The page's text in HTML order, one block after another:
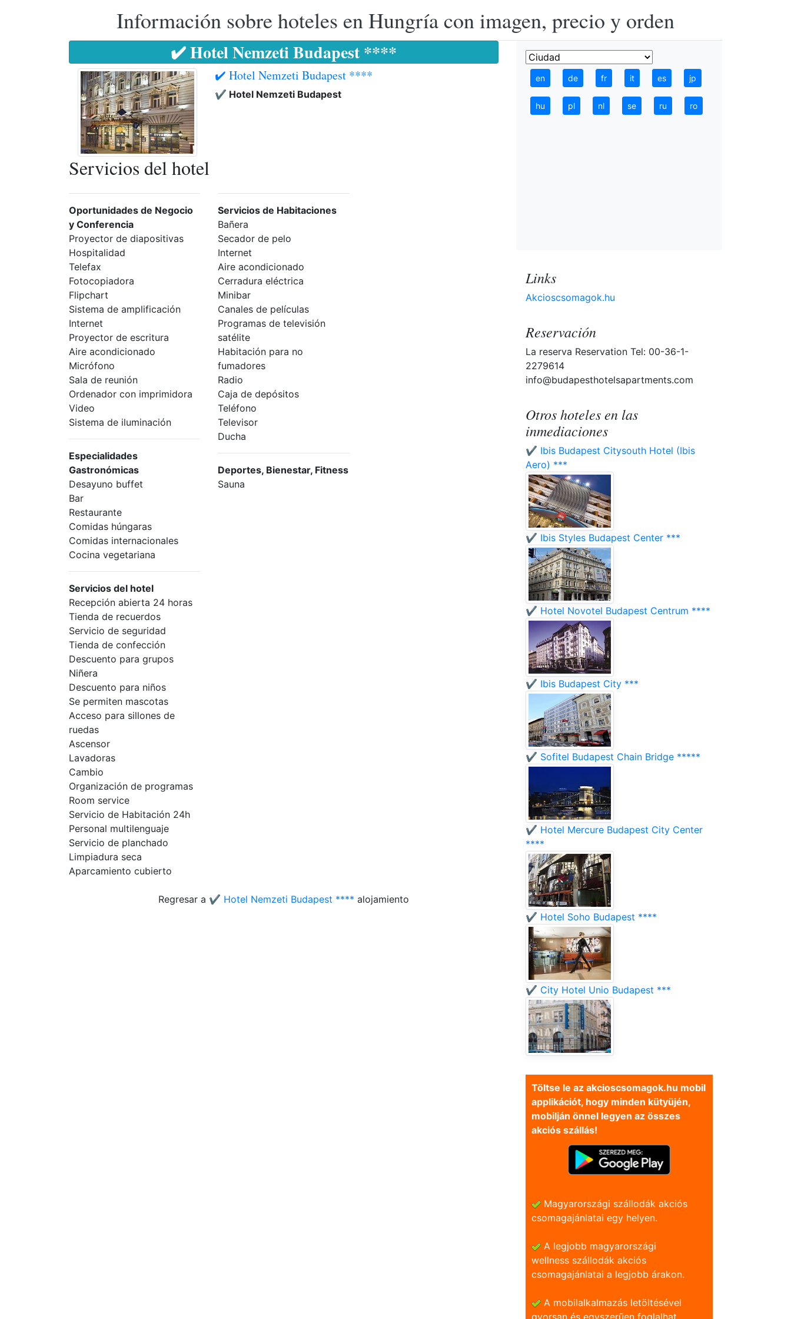
Información sobre hoteles en Hungría con imagen, precio y orden
✔️ Hotel Nemzeti Budapest ****
✔️ Hotel Nemzeti Budapest ****
✔️ Hotel Nemzeti Budapest
Servicios del hotel
Oportunidades de Negocio
y Conferencia
Proyector de diapositivas
Hospitalidad
Telefax
Fotocopiadora
Flipchart
Sistema de amplificación
Internet
Proyector de escritura
Aire acondicionado
Micrófono
Sala de reunión
Ordenador con imprimidora
Video
Sistema de iluminación
Especialidades
Gastronómicas
Desayuno buffet
Bar
Restaurante
Comidas húngaras
Comidas internacionales
Cocina vegetariana
Servicios del hotel
Recepción abierta 24 horas
Tienda de recuerdos
Servicio de seguridad
Tienda de confección
Descuento para grupos
Niñera
Descuento para niños
Se permiten mascotas
Acceso para sillones de
ruedas
Ascensor
Lavadoras
Cambio
Organización de programas
Room service
Servicio de Habitación 24h
Personal multilenguaje
Servicio de planchado
Limpiadura seca
Aparcamiento cubierto
Servicios de Habitaciones
Bañera
Secador de pelo
Internet
Aire acondicionado
Cerradura eléctrica
Minibar
Canales de películas
Programas de televisión
satélite
Habitación para no
fumadores
Radio
Caja de depósitos
Teléfono
Televisor
Ducha
Deportes, Bienestar, Fitness
Sauna
Regresar a ✔️ Hotel Nemzeti Budapest **** alojamiento
en de fr it es jp
hu pl nl se ru ro
Links
Akcioscsomagok.hu
Reservación
La reserva Reservation Tel: 00-36-1-
2279614
info@budapesthotelsapartments.com
Otros hoteles en las
inmediaciones
✔️ Ibis Budapest Citysouth Hotel (Ibis
Aero) ***
✔️ Ibis Styles Budapest Center ***
✔️ Hotel Novotel Budapest Centrum ****
✔️ Ibis Budapest City ***
✔️ Sofitel Budapest Chain Bridge *****
✔️ Hotel Mercure Budapest City Center
****
✔️ Hotel Soho Budapest ****
✔️ City Hotel Unio Budapest ***
Töltse le az akcioscsomagok.hu mobil
applikációt, hogy minden kütyüjén,
mobilján önnel legyen az összes
akciós szállás!
Magyarországi szállodák akciós
csomagajánlatai egy helyen.
A legjobb magyarországi
wellness szállodák akciós
csomagajánlatai a legjobb árakon.
A mobilalkalmazás letöltésével